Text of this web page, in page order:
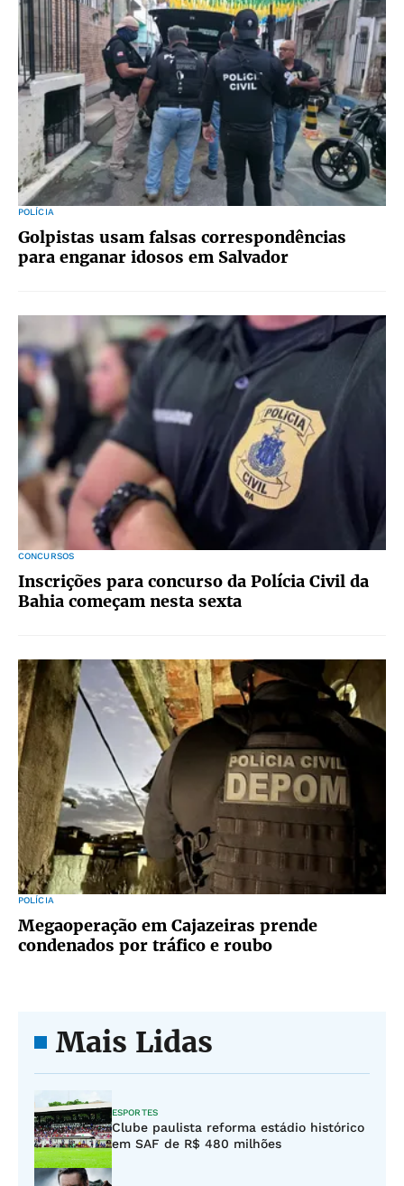
POLÍCIA
Golpistas usam falsas correspondências
para enganar idosos em Salvador
CONCURSOS
Inscrições para concurso da Polícia Civil da
Bahia começam nesta sexta
POLÍCIA
Megaoperação em Cajazeiras prende
condenados por tráfico e roubo
Mais Lidas
ESPORTES
Clube paulista reforma estádio histórico
em SAF de R$ 480 milhões